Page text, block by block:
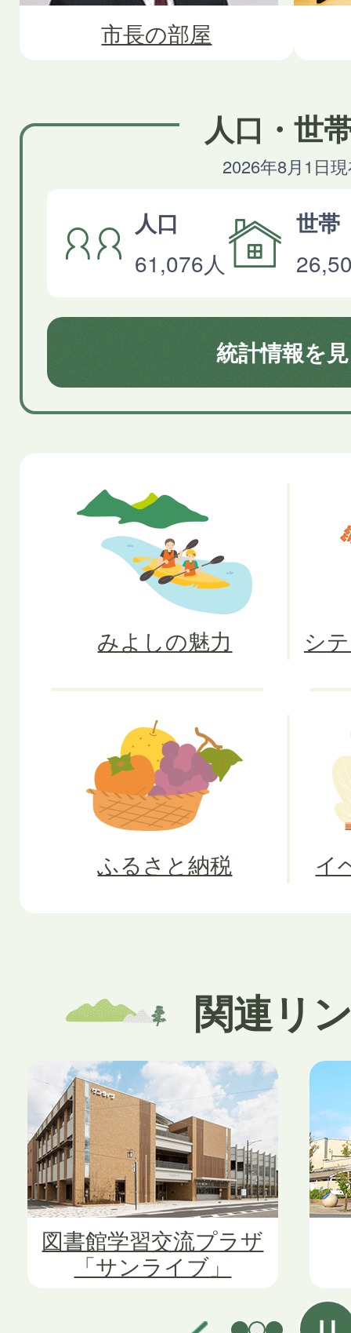
市長の部屋
人口・世
2026年8月1日
人口
61,076人
世帯
統計情報を
みよしの魅力 シ
ふるさと納税 イ
関連リ
枚
目
の
ス
図書館学習交流プラザ
「サンライブ」
4
枚
目
の
イ